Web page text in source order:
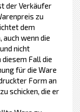
der Verkäufer
zu
dem
wenn die
nicht
Fall die
für die Ware
Form an
schicken, die er